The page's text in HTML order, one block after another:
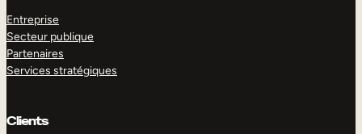
Entreprise
Secteur publique
Partenaires
Services stratégiques
Clients